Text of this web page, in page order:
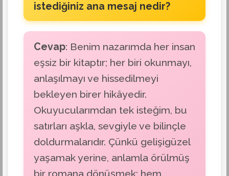
istediğiniz ana mesaj nedir?
Cevap: Benim nazarımda her insan
eşsiz bir kitaptır; her biri okunmayı,
anlaşılmayı ve hissedilmeyi
bekleyen birer hikâyedir.
Okuyucularımdan tek isteğim, bu
satırları aşkla, sevgiyle ve bilinçle
doldurmalarıdır. Çünkü gelişigüzel
yaşamak yerine, anlamla örülmüş